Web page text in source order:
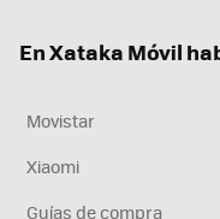
En Xataka Móvil
Movistar
Xiaomi
Guías de compra